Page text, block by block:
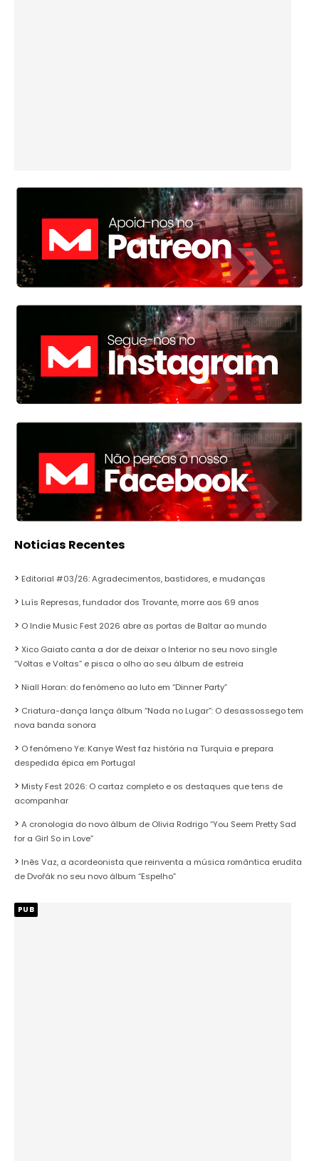
Noticias Recentes
Editorial #03/26: Agradecimentos, bastidores, e mudanças
Luís Represas, fundador dos Trovante, morre aos 69 anos
O Indie Music Fest 2026 abre as portas de Baltar ao mundo
Xico Gaiato canta a dor de deixar o Interior no seu novo single
“Voltas e Voltas” e pisca o olho ao seu álbum de estreia
Niall Horan: do fenómeno ao luto em “Dinner Party”
Criatura-dança lança álbum “Nada no Lugar”: O desassossego tem
nova banda sonora
O fenómeno Ye: Kanye West faz história na Turquia e prepara
despedida épica em Portugal
Misty Fest 2026: O cartaz completo e os destaques que tens de
acompanhar
A cronologia do novo álbum de Olivia Rodrigo “You Seem Pretty Sad
for a Girl So in Love”
Inês Vaz, a acordeonista que reinventa a música romântica erudita
de Dvořák no seu novo álbum “Espelho”
PUB